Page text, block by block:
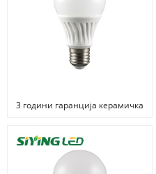
3 години гаранција керамичка